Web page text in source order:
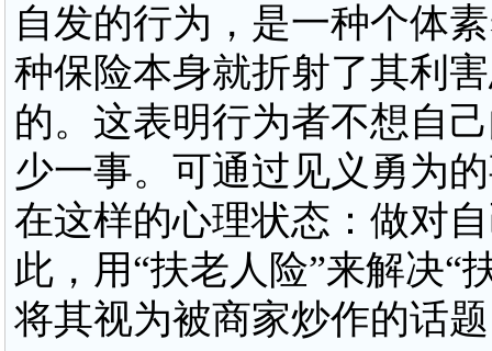
自发的行为，是一种个体
种保险本身就折射了其利
的。这表明行为者不想自
少一事。可通过见义勇为
在这样的心理状态：做对
此，用“扶老人险”来解决“
将其视为被商家炒作的话